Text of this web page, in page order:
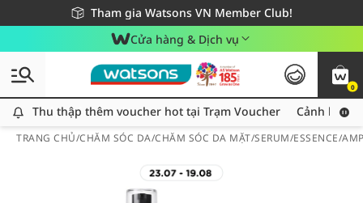
Tham gia Watsons VN Member Club!
Miễn phí giao hàng cho đơn hàng từ 249,000Đ
Giao hàng nhanh 24h - Áp dụng khu vực TP. Hồ Chí Minh
Cửa hàng & Dịch vụ
0
Thu thập thêm voucher hot tại Trạm Voucher
Thu thập thêm voucher hot tại Trạm Voucher Cảnh báo
TRANG CHỦ/CHĂM SÓC DA/CHĂM SÓC DA MẶT/SERUM/ESSENCE/